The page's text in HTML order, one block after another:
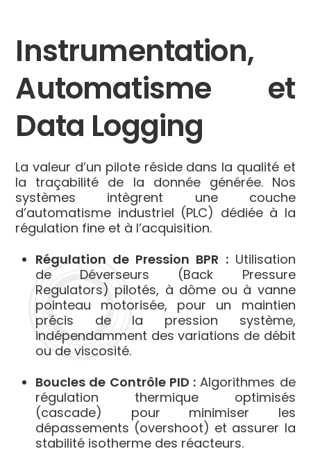
Instrumentation,
Automatisme et
Data Logging
La valeur d’un pilote réside dans la qualité et
la traçabilité de la donnée générée. Nos
systèmes intègrent une couche
d’automatisme industriel (PLC) dédiée à la
régulation fine et à l’acquisition.
Régulation de Pression BPR :Utilisation
de Déverseurs (Back Pressure
Regulators) pilotés, à dôme ou à vanne
pointeau motorisée, pour un maintien
précis de la pression système,
indépendamment des variations de débit
ou de viscosité.
Boucles de Contrôle PID : Algorithmes de
régulation thermique optimisés
(cascade) pour minimiser les
dépassements (overshoot) et assurer la
stabilité isotherme des réacteurs.